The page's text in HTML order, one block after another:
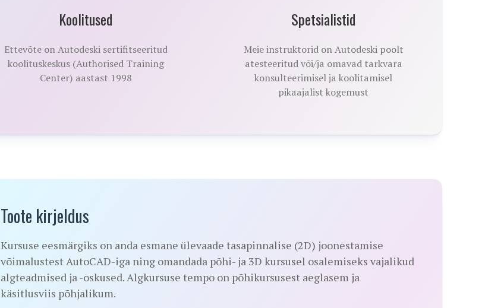
Koolitused
Ettevõte on Autodeski sertifitseeritud
koolituskeskus (Authorised Training
Center) aastast 1998
Spetsialistid
Meie instruktorid on Autodeski poolt
atesteeritud või/ja omavad tarkvara
konsulteerimisel ja koolitamisel
pikaajalist kogemust
Toote kirjeldus
Kursuse eesmärgiks on anda esmane ülevaade tasapinnalise (2D) joonestamise
võimalustest AutoCAD-iga ning omandada põhi- ja 3D kursusel osalemiseks vajalikud
algteadmised ja -oskused. Algkursuse tempo on põhikursusest aeglasem ja
käsitlusviis põhjalikum.